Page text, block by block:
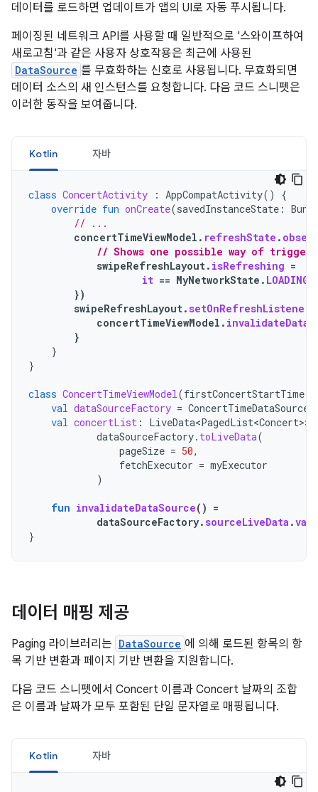
데이터를 로드하면 업데이트가 앱의 UI로 자동 푸시됩니다.
페이징된 네트워크 API를 사용할 때 일반적으로 '스와이프하여
새로고침'과 같은 사용자 상호작용은 최근에 사용된
DataSource 를 무효화하는 신호로 사용됩니다. 무효화되면
데이터 소스의 새 인스턴스를 요청합니다. 다음 코드 스니펫은
이러한 동작을 보여줍니다.
Kotlin 자바
class ConcertActivity : AppCompatActivity()
{
override fun onCreate(savedInstanceState :
// ...
concertTimeViewModel . refreshState .
// Shows one possible way of
swipeRefreshLayout. isRefreshing =
it == MyNetworkState . LOADING
})
swipeRefreshLayout.setOnRefreshListener
concertTimeViewModel .
}
}
}
class ConcertTimeViewModel(firstConcertStartTime
val dataSourceFactory =
val concertList : LiveData<PagedList<Concert>>
dataSourceFactory. toLiveData(
pageSize = 50,
fetchExecutor = myExecutor
)
fun invalidateDataSource() =
dataSourceFactory.sourceLiveData .
}
데이터 매핑 제공
Paging 라이브러리는 DataSource 에 의해 로드된 항목의 항
목 기반 변환과 페이지 기반 변환을 지원합니다.
다음 코드 스니펫에서 Concert 이름과 Concert 날짜의 조합
은 이름과 날짜가 모두 포함된 단일 문자열로 매핑됩니다.
Kotlin 자바